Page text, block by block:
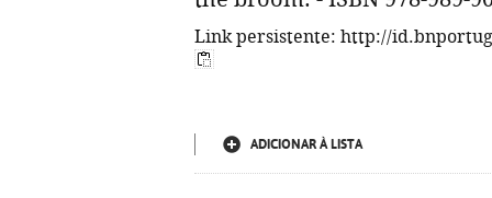
Link persistente: http://
ADICIONAR À LISTA